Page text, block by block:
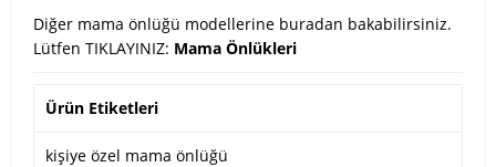
Diğer mama önlüğü modellerine buradan bakabilirsiniz.
Lütfen TIKLAYINIZ: Mama Önlükleri
Ürün Etiketleri
kişiye özel mama önlüğü